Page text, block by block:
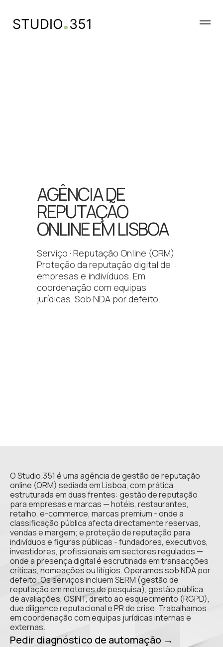
Serviço · Reputação Online (ORM)
Proteção da reputação digital de
empresas e indivíduos. Em
coordenação com equipas
jurídicas. Sob NDA por defeito.
AGÊNCIA DE
REPUTAÇÃO
ONLINE EM LISBOA
O Studio.351 é uma agência de gestão de reputação
online (ORM) sediada em Lisboa, com prática
estruturada em duas frentes: gestão de reputação
para empresas e marcas — hotéis, restaurantes,
retalho, e-commerce, marcas premium - onde a
classificação pública afecta directamente reservas,
vendas e margem; e proteção de reputação para
indivíduos e figuras públicas - fundadores, executivos,
investidores, profissionais em sectores regulados —
onde a presença digital é escrutinada em transacções
críticas, nomeações ou litígios. Operamos sob NDA por
defeito. Os serviços incluem SERM (gestão de
reputação em motores de pesquisa), gestão pública
de avaliações, OSINT, direito ao esquecimento (RGPD),
due diligence reputacional e PR de crise. Trabalhamos
em coordenação com equipas jurídicas internas e
externas.
Pedir diagnóstico de automação →